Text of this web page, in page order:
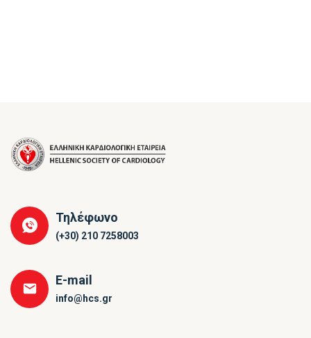
Τηλέφωνο
(+30) 210 7258003
E-mail
info@hcs.gr